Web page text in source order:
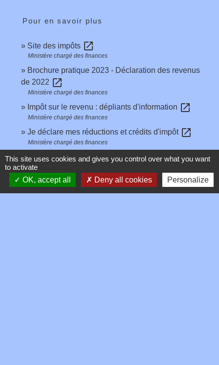
Pour en savoir plus
Site des impôts open_in_new
Ministère chargé des finances
Brochure pratique 2023 - Déclaration des revenus
de 2022 open_in_new
Ministère chargé des finances
Impôt sur le revenu : dépliants d'information open_in_new
Ministère chargé des finances
Je déclare mes réductions et crédits d'impôt open_in_new
Ministère chargé des finances
This site uses cookies and gives you control over what you want
to activate
OK, accept all
Deny all cookies Personalize